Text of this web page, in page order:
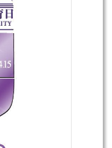
貼最新資訊！